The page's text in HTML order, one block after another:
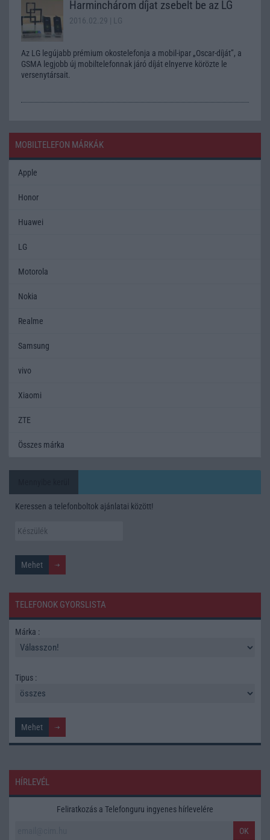
Harminchárom díjat zsebelt be az LG
2016.02.29 | LG
Az LG legújabb prémium okostelefonja a mobil-ipar „Oscar-díját”, a
GSMA legjobb új mobiltelefonnak járó díját elnyerve körözte le
versenytársait.
MOBILTELEFON MÁRKÁK
Apple
Honor
Huawei
LG
Motorola
Nokia
Realme
Samsung
vivo
Xiaomi
ZTE
Összes márka
Keressen a telefonboltok ajánlatai között!
TELEFONOK GYORSLISTA
Márka :
Tipus :
HÍRLEVÉL
Feliratkozás a Telefonguru ingyenes hírlevelére
OK